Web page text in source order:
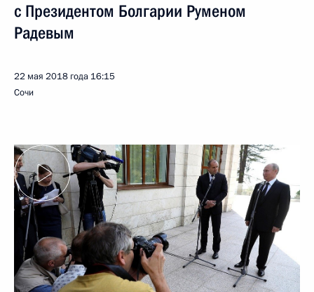
с Президентом Болгарии Руменом
Радевым
22 мая 2018 года 16:15
Сочи